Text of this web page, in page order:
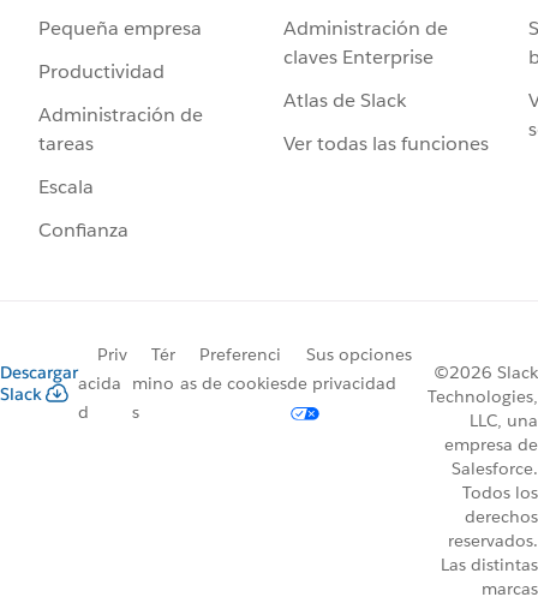
Pequeña empresa
Productividad
Administración de
tareas
Escala
Confianza
Administración de
claves Enterprise
Atlas de Slack
Ver todas las funciones
Descargar
Slack
Priv
acida
d
Tér
mino
s
Preferenci
as de cookies
Sus opciones
de privacidad
©2026 Slack
Technologies,
LLC, una
empresa de
Salesforce.
Todos los
derechos
reservados.
Las distintas
marcas